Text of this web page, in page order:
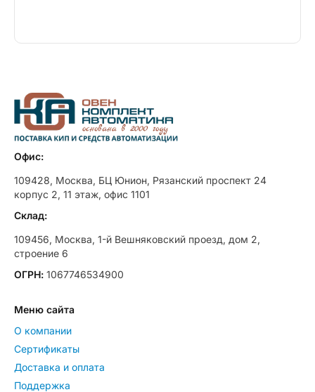
Офис:
109428, Москва, БЦ Юнион, Рязанский проспект 24
корпус 2, 11 этаж, офис 1101
Склад:
109456, Москва, 1-й Вешняковский проезд, дом 2,
строение 6
ОГРН: 1067746534900
Меню сайта
О компании
Сертификаты
Доставка и оплата
Поддержка